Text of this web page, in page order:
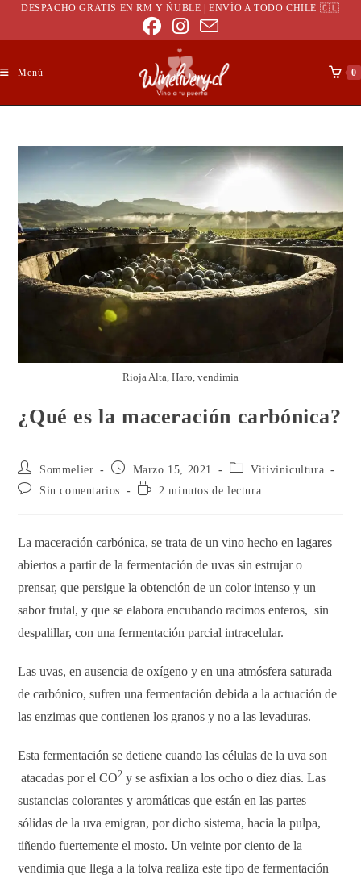
DESPACHO GRATIS EN RM Y ÑUBLE | ENVÍO A TODO CHILE 🇨🇱
Menú 0
Rioja Alta, Haro, vendimia
¿Qué es la maceración carbónica?
Sommelier Marzo 15, 2021
Vitivinicultura
Sin comentarios
2 minutos de lectura
La maceración carbónica, se trata de un vino hecho en lagares
abiertos a partir de la fermentación de uvas sin estrujar o
prensar, que persigue la obtención de un color intenso y un
sabor frutal, y que se elabora encubando racimos enteros, sin
despalillar, con una fermentación parcial intracelular.
Las uvas, en ausencia de oxígeno y en una atmósfera saturada
de carbónico, sufren una fermentación debida a la actuación de
las enzimas que contienen los granos y no a las levaduras.
Esta fermentación se detiene cuando las células de la uva son
atacadas por el CO2 y se asfixian a los ocho o diez días. Las
sustancias colorantes y aromáticas que están en las partes
sólidas de la uva emigran, por dicho sistema, hacia la pulpa,
tiñendo fuertemente el mosto. Un veinte por ciento de la
vendimia que llega a la tolva realiza este tipo de fermentación